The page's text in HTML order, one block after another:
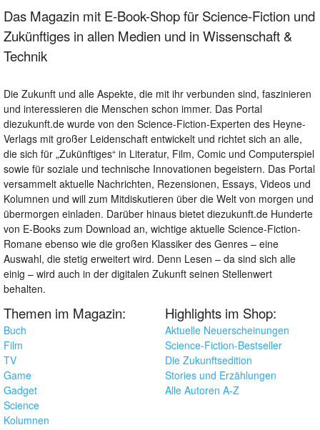
Das Magazin mit E-Book-Shop für Science-Fiction und
Zukünftiges in allen Medien und in Wissenschaft &
Technik
Die Zukunft und alle Aspekte, die mit ihr verbunden sind, faszinieren
und interessieren die Menschen schon immer. Das Portal
diezukunft.de wurde von den Science-Fiction-Experten des Heyne-
Verlags mit großer Leidenschaft entwickelt und richtet sich an alle,
die sich für „Zukünftiges“ in Literatur, Film, Comic und Computerspiel
sowie für soziale und technische Innovationen begeistern. Das Portal
versammelt aktuelle Nachrichten, Rezensionen, Essays, Videos und
Kolumnen und will zum Mitdiskutieren über die Welt von morgen und
übermorgen einladen. Darüber hinaus bietet diezukunft.de Hunderte
von E-Books zum Download an, wichtige aktuelle Science-Fiction-
Romane ebenso wie die großen Klassiker des Genres – eine
Auswahl, die stetig erweitert wird. Denn Lesen – da sind sich alle
einig – wird auch in der digitalen Zukunft seinen Stellenwert
behalten.
Themen im Magazin:
Buch
Film
TV
Game
Gadget
Science
Kolumnen
Highlights im Shop:
Aktuelle Neuerscheinungen
Science-Fiction-Bestseller
Die Zukunftsedition
Stories und Erzählungen
Alle Autoren A-Z